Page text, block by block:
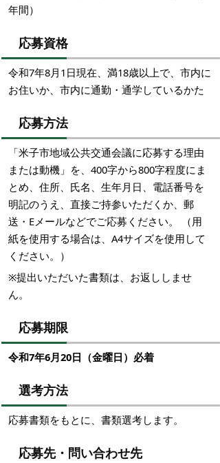
年間）
応募資格
令和7年8月1日現在、満18歳以上で、市内に
お住いか、市内に通勤・通学しているかた
応募方法
「米子市地域公共交通会議に応募する理由
または動機」を、400字から800字程度にま
とめ、住所、氏名、生年月日、電話番号を
明記のうえ、直接ご持参いただくか、郵
送・Eメールなどでご応募ください。 （用
紙を使用する場合は、A4サイズを使用して
ください。）
※提出いただいた書類は、お返ししませ
ん。
応募期限
令和7年6月20日（金曜日）必着
選考方法
応募書類をもとに、書類選考します。
応募先・問い合わせ先